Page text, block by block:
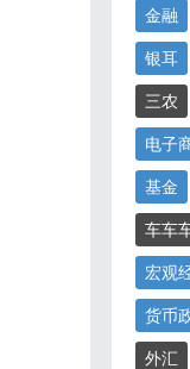
金融
银耳
三农
电子
基金
车车
宏观
货币
外汇